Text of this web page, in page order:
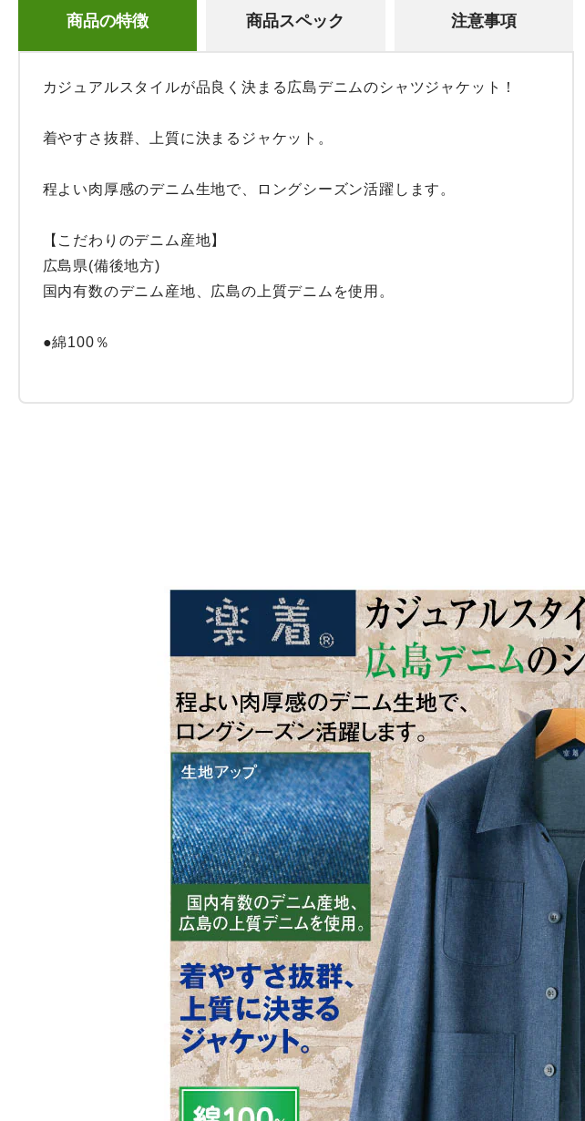
商品の特徴 商品スペック 注意事項
カジュアルスタイルが品良く決まる広島デニムのシャツジャケット！
着やすさ抜群、上質に決まるジャケット。
程よい肉厚感のデニム生地で、ロングシーズン活躍します。
【こだわりのデニム産地】
広島県(備後地方)
国内有数のデニム産地、広島の上質デニムを使用。
●綿100％